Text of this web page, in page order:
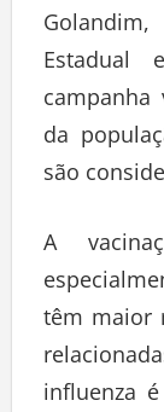
Estadual
da
são
A
têm maior
influenza